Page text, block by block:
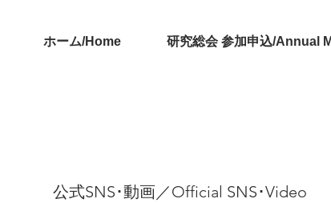
ホーム/Home 研究総会 参加申込/Annual
公式SNS･動画／Official SNS･Video